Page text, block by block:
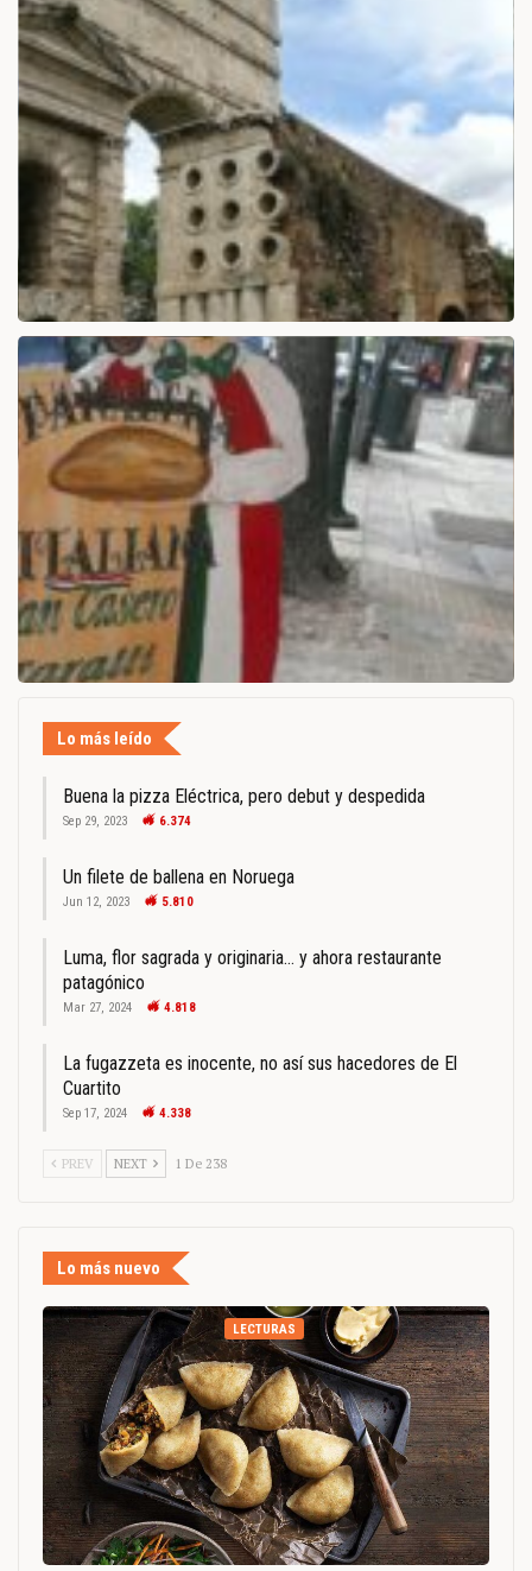
Lo más leído
Buena la pizza Eléctrica, pero debut y despedida
Sep 29, 2023 6.374
Un filete de ballena en Noruega
Jun 12, 2023 5.810
Luma, flor sagrada y originaria… y ahora restaurante
patagónico
Mar 27, 2024 4.818
La fugazzeta es inocente, no así sus hacedores de El
Cuartito
Sep 17, 2024 4.338
PREV NEXT 1 De 238
Lo más nuevo
LECTURAS